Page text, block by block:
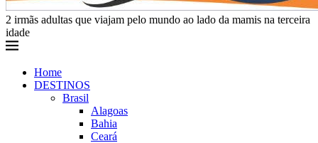
2 irmãs adultas que viajam pelo mundo ao lado da mamis na terceira
idade
Home
DESTINOS
Brasil
Alagoas
Bahia
Ceará